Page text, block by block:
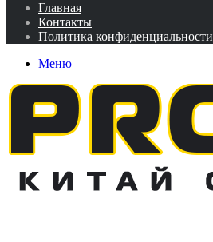
Главная
Контакты
Политика конфиденциальности
Меню